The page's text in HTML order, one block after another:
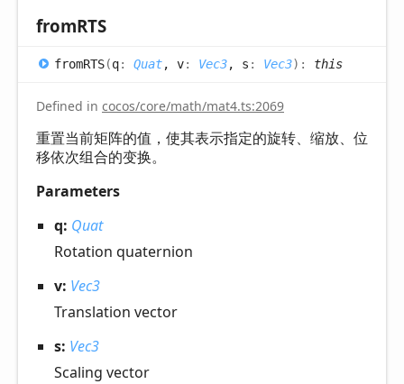
fromRTS
fromRTS(q: Quat, v: Vec3, s : Vec3) : this
Defined in cocos/core/math/mat4.ts:2069
重置当前矩阵的值，使其表示指定的旋转、缩放、位
移依次组合的变换。
Parameters
q: Quat
Rotation quaternion
v: Vec3
Translation vector
s: Vec3
Scaling vector